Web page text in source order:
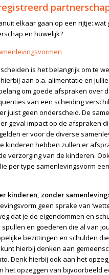
elkaar gaan op een rijtje:
en huwelijk?
is het belangrijk om te
aan o.a. alimentatie en
om goede afspraken over
van een scheiding
juist geen onderscheid. De
geval impact op de afspraken
er voor de diverse
kinderen hebben zullen er
verzorging van de kinderen.
per type samenlevingsvorm
kinderen, zonder
geen sprake van
dat je de eigendommen en
en goederen die al van
bezittingen en schulden
hierbij denken aan
Denk hierbij ook aan het
het opzeggen van bijvoorbeeld